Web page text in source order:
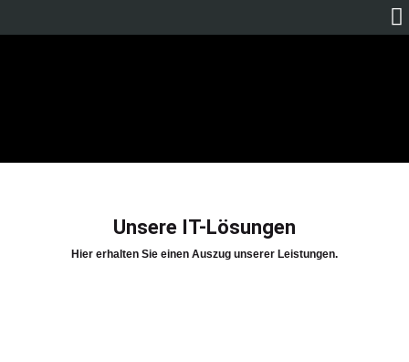
Unsere IT-Lösungen
Hier erhalten Sie einen Auszug unserer Leistungen.